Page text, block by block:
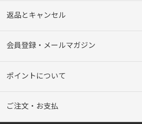
返品とキャンセル
会員登録・メールマガジン
ポイントについて
ご注文・お支払